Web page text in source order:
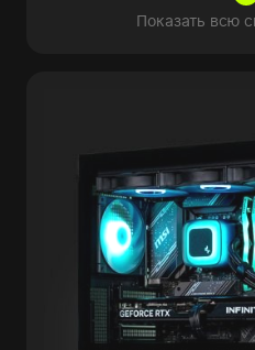
Показать всю